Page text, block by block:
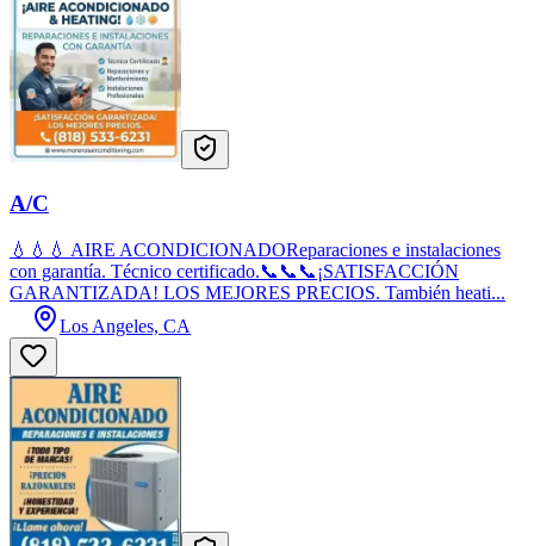
A/C
💧💧💧 AIRE ACONDICIONADOReparaciones e instalaciones
con garantía. Técnico certificado.📞📞📞¡SATISFACCIÓN
GARANTIZADA! LOS MEJORES PRECIOS. También heati...
Los Angeles, CA